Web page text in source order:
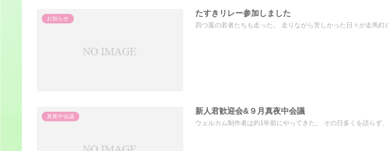
お知らせ
たすきリレー参加しました
四つ葉の若者たちも走った。 走りながら苦しかった日々が走馬
真夜中会議
新人君歓迎会&９月真夜中会議
ウェルカム制作者は約1年前にやってきた。 その日多くを語らず